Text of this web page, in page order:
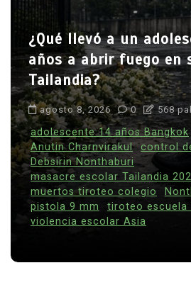
¿Qué llevó a un
años a abrir fuego en
Tailandia?
agosto 8, 2026 0 568
adolescente 14 años Bangkok
Anutin Charnvirakul
control
Debsirin Nonthaburi
masacre escolar Tailandia
muertos tiroteo colegio
pistola 9 mm
tiroteo escuela
violencia escolar Asia